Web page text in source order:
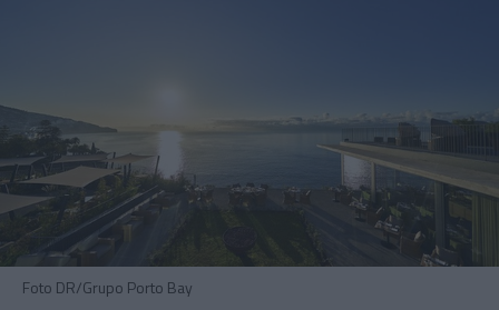
Foto DR/Grupo Porto Bay